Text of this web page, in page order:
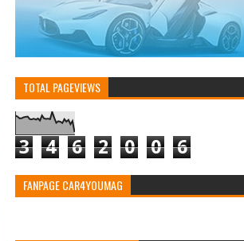
TOTAL PAGEVIEWS
3 4 6 2 0 0 6
FANPAGE CAR4YOUMAG